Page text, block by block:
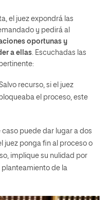
el juez expondrá las
y pedirá al
oportunas y
a ellas. Escuchadas las
recurso, si el juez
el proceso, este
puede dar lugar a dos
juez ponga fin al proceso o
implique su nulidad por
de la